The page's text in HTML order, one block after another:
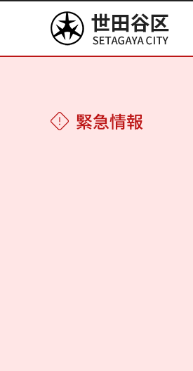
世田谷区
緊急情報